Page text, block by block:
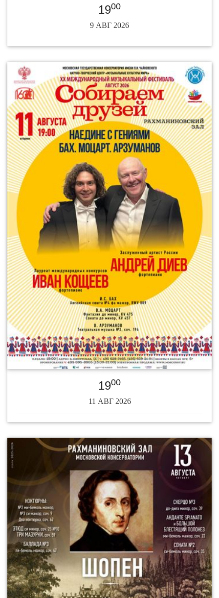
1900
9 АВГ 2026
1900
11 АВГ 2026